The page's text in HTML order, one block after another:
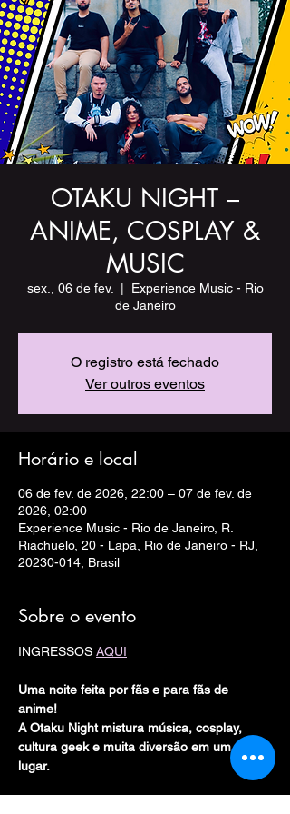
OTAKU NIGHT –
ANIME, COSPLAY &
MUSIC
sex., 06 de fev.
Experience Music - Rio
de Janeiro
O registro está fechado
Ver outros eventos
Horário e local
06 de fev. de 2026, 22:00 – 07 de fev. de
2026, 02:00
Experience Music - Rio de Janeiro, R.
Riachuelo, 20 - Lapa, Rio de Janeiro - RJ,
20230-014, Brasil
Sobre o evento
INGRESSOS AQUI
Uma noite feita por fãs e para fãs de
anime!
A Otaku Night mistura música, cosplay,
cultura geek e muita diversão em um só
lugar.